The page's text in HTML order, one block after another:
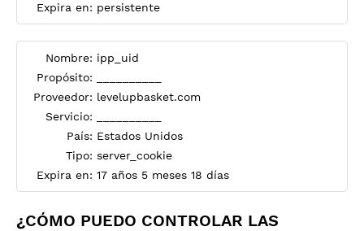
Expira en: persistente
Nombre: ipp_uid
Propósito:
Proveedor: levelupbasket.com
Servicio:
País: Estados Unidos
Tipo: server_cookie
Expira en: 17 años 5 meses 18 días
¿CÓMO PUEDO CONTROLAR LAS